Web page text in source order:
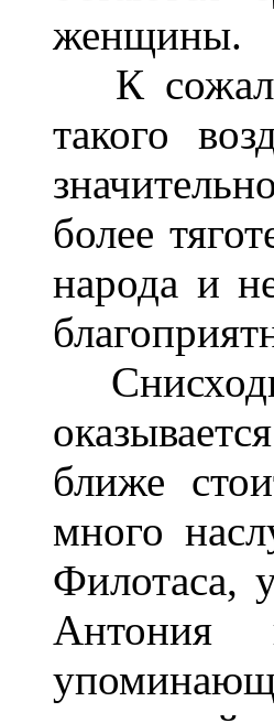
женщины.
К
такого
более
народа и
ближе
много
Филотаса,
Антония